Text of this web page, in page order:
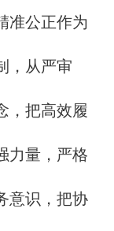
准公正作为
，从严审
，把高效履
力量，严格
意识，把协